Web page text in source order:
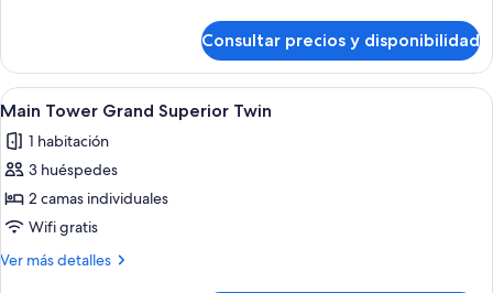
Tower Grand Superior Double
Consultar precios y disponibilidad
Abrir
todas
las
fotos
de
Main
Tower
Main Tower Grand Superior Twin |
3
Main Tower Grand Superior Twin
1 habitación
3 huéspedes
2 camas individuales
Wifi gratis
Ver más detalles
Más